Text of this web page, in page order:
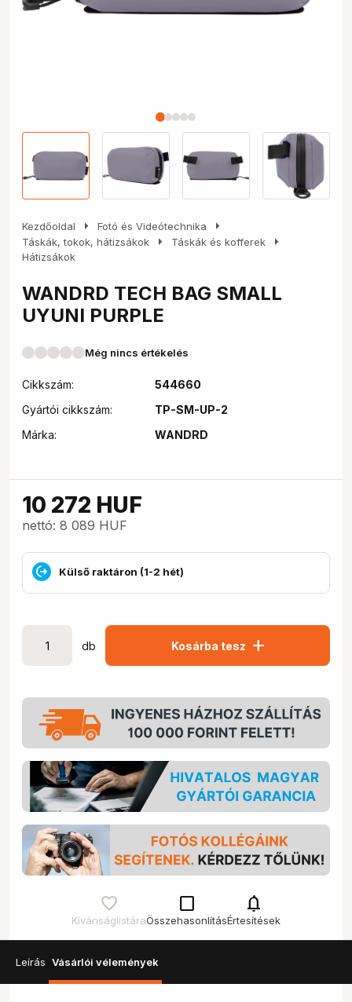
Kezdőoldal arrow_right Fotó és Videótechnika arrow_right
Táskák, tokok, hátizsákok arrow_right Táskák és kofferek arrow_right
Hátizsákok
WANDRD TECH BAG SMALL
UYUNI PURPLE
Még nincs értékelés
Cikkszám:
544660
Gyártói cikkszám:
TP-SM-UP-2
Márka:
WANDRD
10 272 HUF
nettó: 8 089 HUF
Külső raktáron (1-2 hét)
db Kosárba tesz add
Kívánságlistára
check_box_outline_blank
Összehasonlítás
notifications
Értesítések
Leírás Vásárlói vélemények